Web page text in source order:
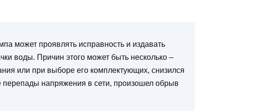
может проявлять исправность и издавать
воды. Причин этого может быть несколько –
или при выборе его комплектующих, снизился
напряжения в сети, произошел обрыв